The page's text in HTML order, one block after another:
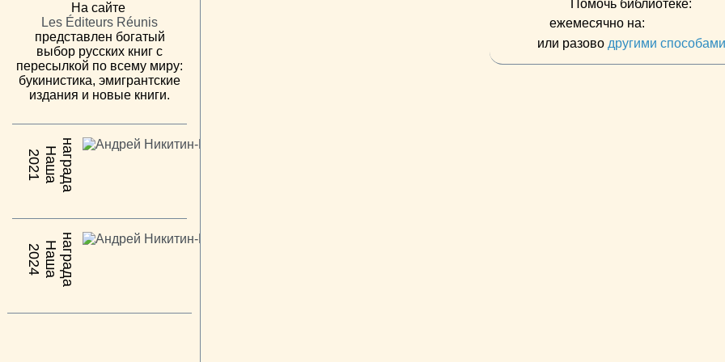
На сайте
Les Éditeurs Réunis
представлен богатый
выбор русских книг с
пересылкой по всему миру:
букинистика, эмигрантские
издания и новые книги.
2021 Н
а
ш
ан
а
г
р
а
да
2024 Н
а
ш
ан
а
г
р
а
да
Помочь библиотеке:
ежемесячно на:
или разово другими способами